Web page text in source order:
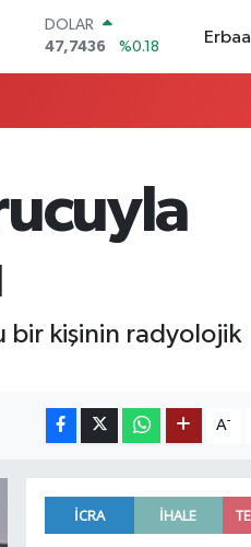
DOLAR
47,7436
%0.18
BİST100
13.779
%-14
Erbaa
bir kişinin radyolojik
A-